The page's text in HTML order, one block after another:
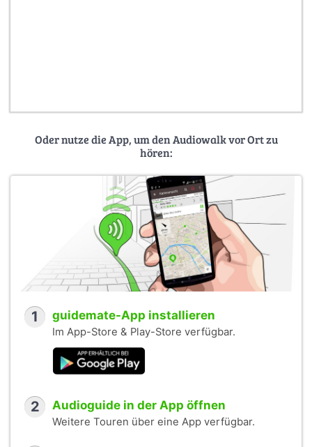
Oder nutze die App, um den Audiowalk vor Ort zu
hören:
1 guidemate-App installieren
Im App-Store & Play-Store verfügbar.
2 Audioguide in der App öffnen
Weitere Touren über eine App verfügbar.